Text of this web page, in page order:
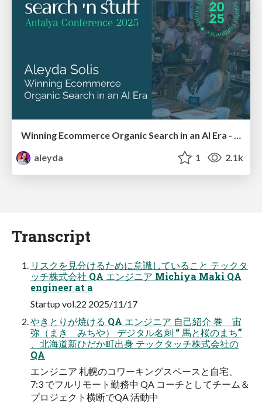
aleyda
1 2.1k
Transcript
リスクを見分けるために意識していること テックタ
ッチ株式会社 QA エンジニア Michiya Maki QA
engineer at a
Startup vol.22 2025/11/17
やきとりが焼ける QA エンジニア 自己紹介 巻 宙
弥（まき みちや） デジタル名刺 “ 馬と桜のまち”
、北海道新ひだか町出身 テックタッチ株式会社の
QA
エンジニア 札幌のコワーキングスペースと自宅、
7:3 でフルリモート勤務中 QA コーチとしてチーム＆
プロジェクト横断でQA 活動中